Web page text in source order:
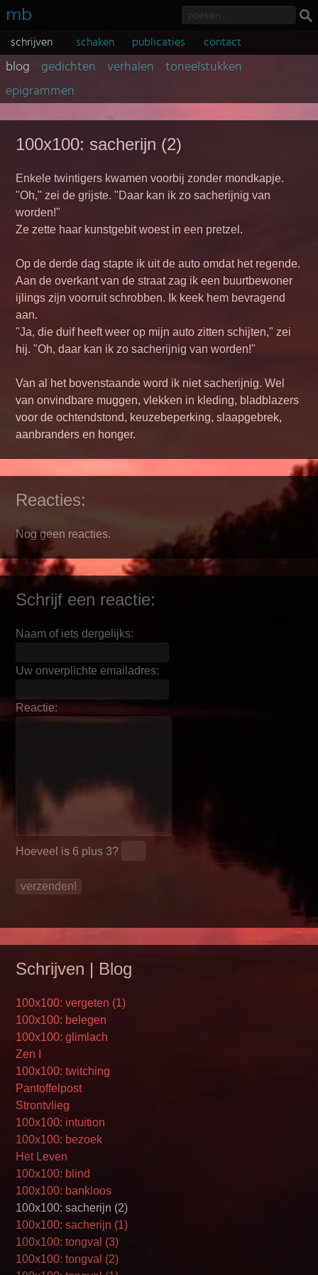
mb
schrijven schaken publicaties contact
blog gedichten verhalen
toneelstukken
epigrammen
100x100: sacherijn (2)
Enkele twintigers kwamen voorbij zonder mondkapje.
"Oh," zei de grijste. "Daar kan ik zo sacherijnig van
worden!"
Ze zette haar kunstgebit woest in een pretzel.
Op de derde dag stapte ik uit de auto omdat het regende.
Aan de overkant van de straat zag ik een buurtbewoner
ijlings zijn voorruit schrobben. Ik keek hem bevragend
aan.
"Ja, die duif heeft weer op mijn auto zitten schijten," zei
hij. "Oh, daar kan ik zo sacherijnig van worden!"
Van al het bovenstaande word ik niet sacherijnig. Wel
van onvindbare muggen, vlekken in kleding, bladblazers
voor de ochtendstond, keuzebeperking, slaapgebrek,
aanbranders en honger.
Reacties:
Nog geen reacties.
Schrijf een reactie:
Naam of iets dergelijks:
Uw onverplichte emailadres:
Reactie:
Hoeveel is 6 plus 3?
Schrijven | Blog
100x100: vergeten (1)
100x100: belegen
100x100: glimlach
Zen I
100x100: twitching
Pantoffelpost
Strontvlieg
100x100: intuition
100x100: bezoek
Het Leven
100x100: blind
100x100: bankloos
100x100: sacherijn (2)
100x100: sacherijn (1)
100x100: tongval (3)
100x100: tongval (2)